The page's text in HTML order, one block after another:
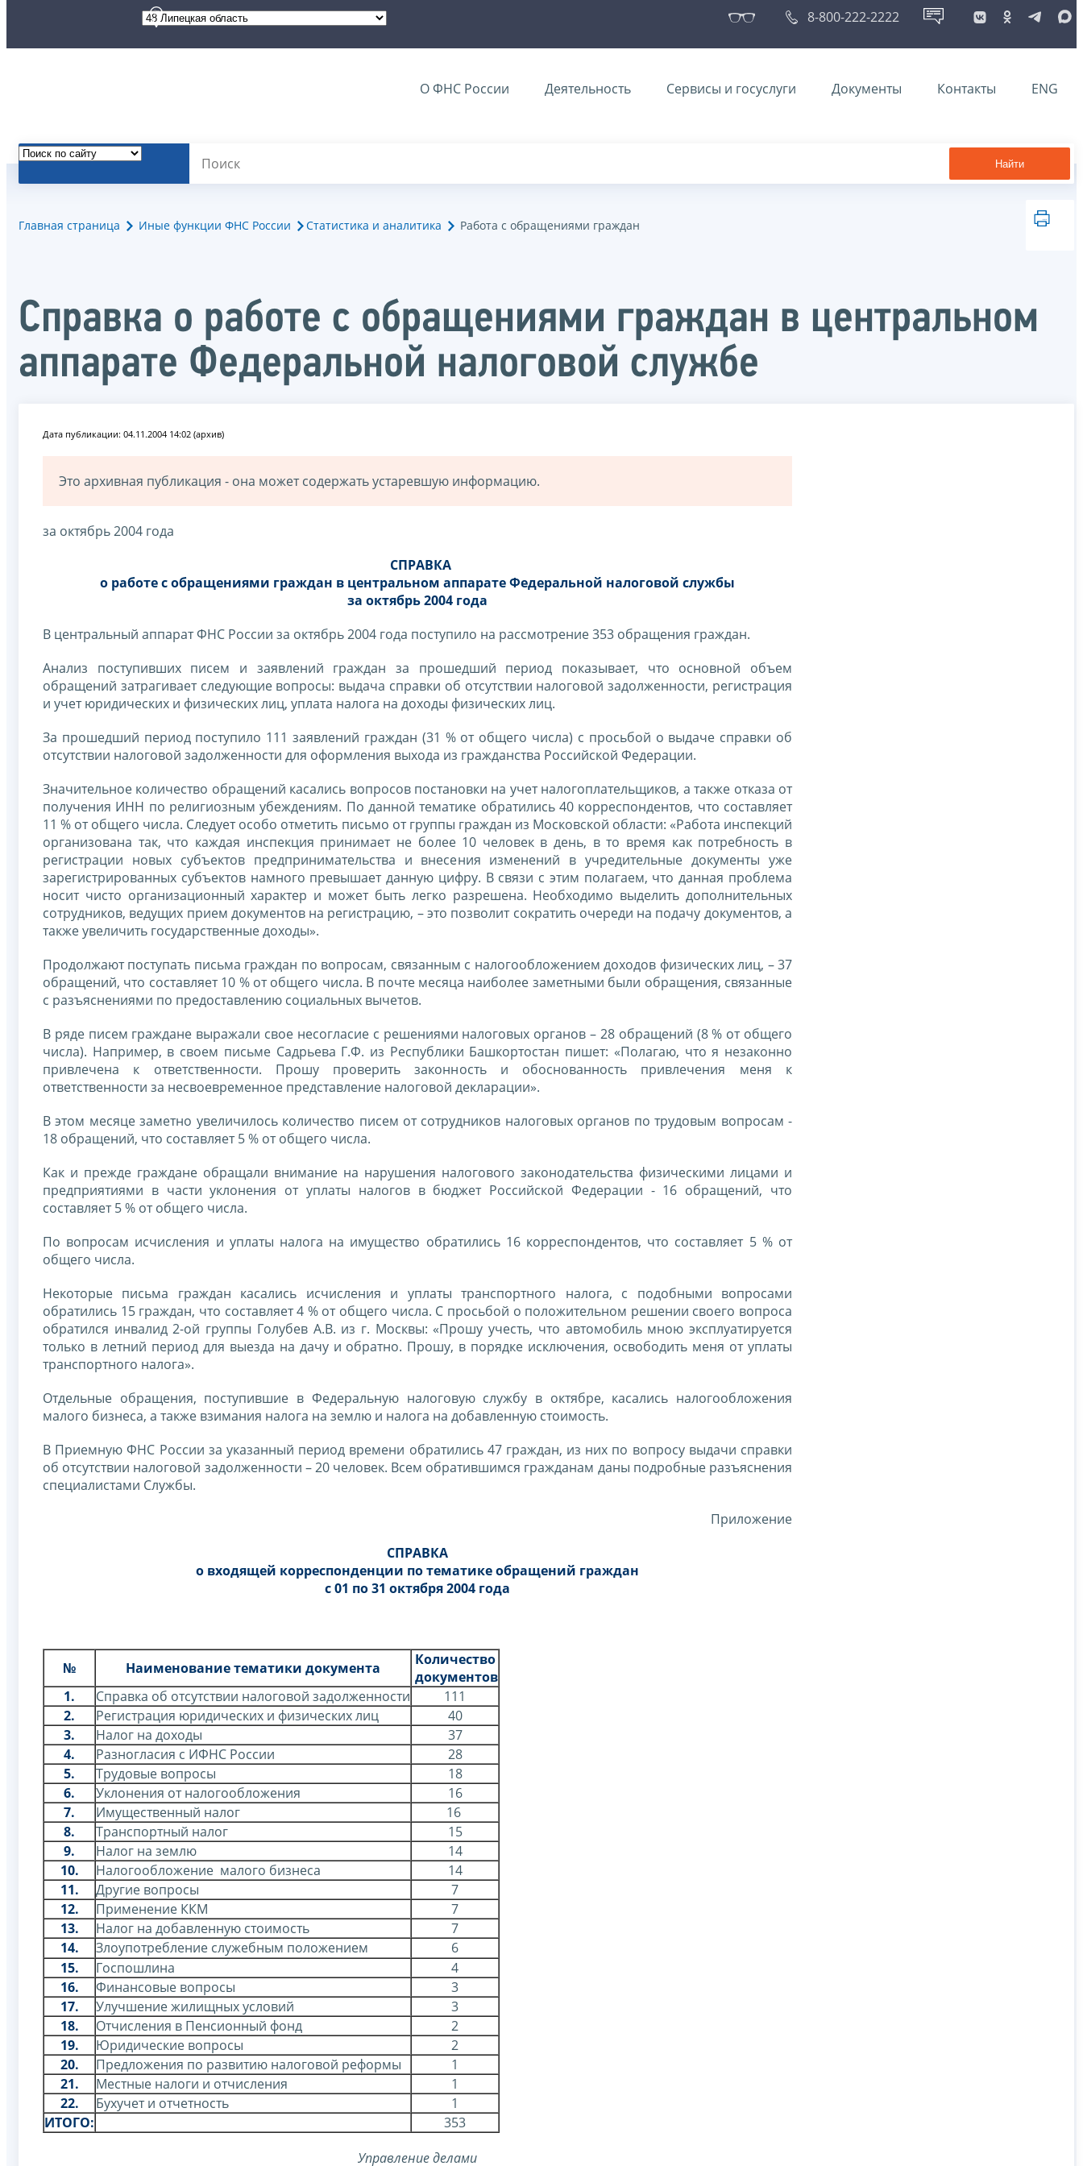
8-800-222-2222
О ФНС России Деятельность Сервисы и госуслуги Документы Контакты ENG
Найти
Главная страница Иные функции ФНС России Статистика и аналитика Работа с обращениями граждан
Справка о работе с обращениями граждан в центральном
аппарате Федеральной налоговой службе
Дата публикации: 04.11.2004 14:02 (архив)
Это архивная публикация - она может содержать устаревшую информацию.
за октябрь 2004 года
СПРАВКА
о работе с обращениями граждан в центральном аппарате Федеральной налоговой службы
за октябрь 2004 года
В центральный аппарат ФНС России за октябрь 2004 года поступило на рассмотрение 353 обращения граждан.
Анализ поступивших писем и заявлений граждан за прошедший период показывает, что основной объем
обращений затрагивает следующие вопросы: выдача справки об отсутствии налоговой задолженности, регистрация
и учет юридических и физических лиц, уплата налога на доходы физических лиц.
За прошедший период поступило 111 заявлений граждан (31 % от общего числа) с просьбой о выдаче справки об
отсутствии налоговой задолженности для оформления выхода из гражданства Российской Федерации.
Значительное количество обращений касались вопросов постановки на учет налогоплательщиков, а также отказа от
получения ИНН по религиозным убеждениям. По данной тематике обратились 40 корреспондентов, что составляет
11 % от общего числа. Следует особо отметить письмо от группы граждан из Московской области: «Работа инспекций
организована так, что каждая инспекция принимает не более 10 человек в день, в то время как потребность в
регистрации новых субъектов предпринимательства и внесения изменений в учредительные документы уже
зарегистрированных субъектов намного превышает данную цифру. В связи с этим полагаем, что данная проблема
носит чисто организационный характер и может быть легко разрешена. Необходимо выделить дополнительных
сотрудников, ведущих прием документов на регистрацию, – это позволит сократить очереди на подачу документов, а
также увеличить государственные доходы».
Продолжают поступать письма граждан по вопросам, связанным с налогообложением доходов физических лиц, – 37
обращений, что составляет 10 % от общего числа. В почте месяца наиболее заметными были обращения, связанные
с разъяснениями по предоставлению социальных вычетов.
В ряде писем граждане выражали свое несогласие с решениями налоговых органов – 28 обращений (8 % от общего
числа). Например, в своем письме Садрьева Г.Ф. из Республики Башкортостан пишет: «Полагаю, что я незаконно
привлечена к ответственности. Прошу проверить законность и обоснованность привлечения меня к
ответственности за несвоевременное представление налоговой декларации».
В этом месяце заметно увеличилось количество писем от сотрудников налоговых органов по трудовым вопросам -
18 обращений, что составляет 5 % от общего числа.
Как и прежде граждане обращали внимание на нарушения налогового законодательства физическими лицами и
предприятиями в части уклонения от уплаты налогов в бюджет Российской Федерации - 16 обращений, что
составляет 5 % от общего числа.
По вопросам исчисления и уплаты налога на имущество обратились 16 корреспондентов, что составляет 5 % от
общего числа.
Некоторые письма граждан касались исчисления и уплаты транспортного налога, с подобными вопросами
обратились 15 граждан, что составляет 4 % от общего числа. С просьбой о положительном решении своего вопроса
обратился инвалид 2-ой группы Голубев А.В. из г. Москвы: «Прошу учесть, что автомобиль мною эксплуатируется
только в летний период для выезда на дачу и обратно. Прошу, в порядке исключения, освободить меня от уплаты
транспортного налога».
Отдельные обращения, поступившие в Федеральную налоговую службу в октябре, касались налогообложения
малого бизнеса, а также взимания налога на землю и налога на добавленную стоимость.
В Приемную ФНС России за указанный период времени обратились 47 граждан, из них по вопросу выдачи справки
об отсутствии налоговой задолженности – 20 человек. Всем обратившимся гражданам даны подробные разъяснения
специалистами Службы.
Приложение
СПРАВКА
о входящей корреспонденции по тематике обращений граждан
с 01 по 31 октября 2004 года
№ Наименование тематики документа
Количество
документов
1.
Справка об отсутствии налоговой задолженности
111
2.
Регистрация юридических и физических лиц
40
3.
Налог на доходы
37
4.
Разногласия с ИФНС России
28
5.
Трудовые вопросы
18
6.
Уклонения от налогообложения
16
7.
Имущественный налог
16
8.
Транспортный налог
15
9.
Налог на землю
14
10.
Налогообложение малого бизнеса
14
11.
Другие вопросы
7
12.
Применение ККМ
7
13.
Налог на добавленную стоимость
7
14.
Злоупотребление служебным положением
6
15.
Госпошлина
4
16.
Финансовые вопросы
3
17.
Улучшение жилищных условий
3
18.
Отчисления в Пенсионный фонд
2
19.
Юридические вопросы
2
20.
Предложения по развитию налоговой реформы
1
21.
Местные налоги и отчисления
1
22.
Бухучет и отчетность
1
ИТОГО:
353
Управление делами